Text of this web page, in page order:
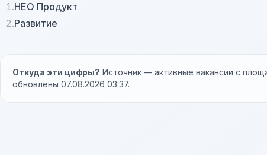
1.НЕО Продукт
2.Развитие
Откуда эти цифры? Источник — активные вакансии с
обновлены 07.08.2026 03:37.